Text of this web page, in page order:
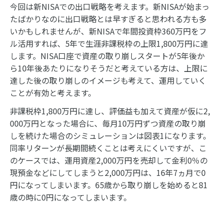
今回は新NISAでの出口戦略を考えます。新NISAが始まっ
たばかりなのに出口戦略とは早すぎると思われる方も多
いかもしれませんが、新NISAで年間投資枠360万円をフ
ル活用すれば、5年で生涯非課税枠の上限1,800万円に達
します。NISA口座で資産の取り崩しスタートが5年後か
ら10年後あたりになりそうだと考えている方は、上限に
達した後の取り崩しのイメージも考えて、運用していく
ことが有効と考えます。
非課税枠1,800万円に達し、評価益も加えて資産が仮に2,
000万円となった場合に、毎月10万円ずつ資産の取り崩
しを続けた場合のシミュレーションは図表1になります。
同率リターンが長期間続くことは考えにくいですが、こ
のケースでは、運用資産2,000万円を売却して金利0％の
現預金などにしてしまうと2,000万円は、16年7ヵ月で0
円になってしまいます。65歳から取り崩しを始めると81
歳の時に0円になってしまいます。